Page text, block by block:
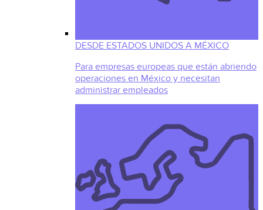
DESDE ESTADOS UNIDOS A MÉXICO
Para empresas europeas que están abriendo
operaciones en México y necesitan
administrar empleados